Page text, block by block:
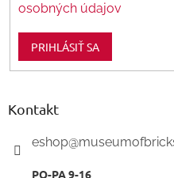
osobných údajov
PRIHLÁSIŤ SA
Kontakt
eshop@